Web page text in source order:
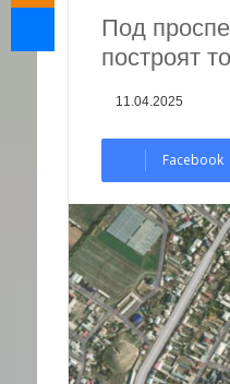
Под
построят
11.04.2025
Facebook